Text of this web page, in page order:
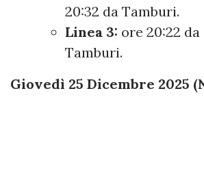
20:32 da Tamburi.
Linea 3: ore 20:22
Tamburi.
Giovedì 25 Dicembre 2025